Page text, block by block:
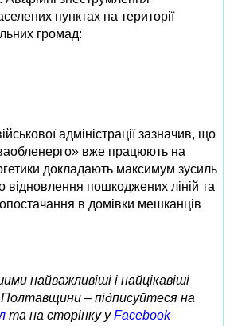
пунктах на території
громад:
адміністрації зазначив, що
вже працюють на
докладають максимум зусиль
пошкоджених ліній та
в домівки мешканців
найважливіші і найцікавіші
– підписуйтеся на
та на сторінку уFacebook